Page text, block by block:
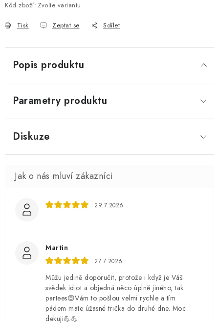
Kód zboží: Zvolte variantu
Tisk Zeptat se Sdílet
Popis produktu
Parametry produktu
Diskuze
29.7.2026
Martin
27.7.2026
Můžu jedině doporučit, protože i když je Váš
svědek idiot a objedná něco úplně jiného, tak
partees😍Vám to pošlou velmi rychle a tím
pádem mate úžasné trička do druhé dne. Moc
dekuji💪💪